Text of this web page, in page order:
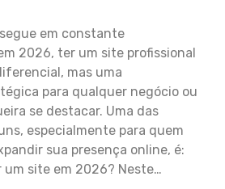
em constante
2026, ter um site profissional
mas uma
para qualquer negócio ou
se destacar. Uma das
especialmente para quem
sua presença online, é:
site em 2026? Neste…